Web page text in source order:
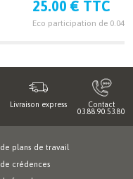
25.00 € TTC
Eco participation de 0.04 €
Livraison express
Contact
03.88.90.53.80
plans de travail
crédences